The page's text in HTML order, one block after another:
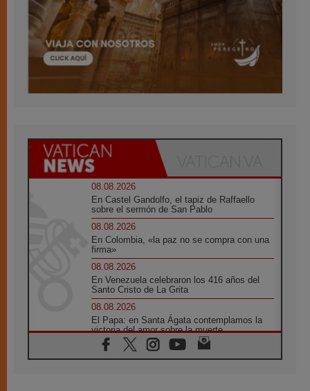
08.08.2026
En Castel Gandolfo, el tapiz de Raffaello
sobre el sermón de San Pablo
08.08.2026
En Colombia, «la paz no se compra con una
firma»
08.08.2026
En Venezuela celebraron los 416 años del
Santo Cristo de La Grita
08.08.2026
El Papa: en Santa Ágata contemplamos la
victoria del amor sobre la muerte
08.08.2026
León XIV visitará el Santuario de la Madre